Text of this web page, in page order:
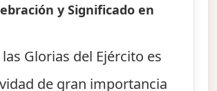
y Significado en
las Glorias del Ejército es
de gran importancia